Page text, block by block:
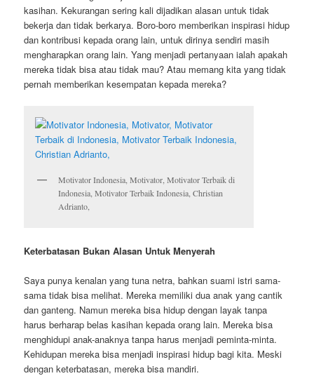
kasihan. Kekurangan sering kali dijadikan alasan untuk tidak
bekerja dan tidak berkarya. Boro-boro memberikan inspirasi hidup
dan kontribusi kepada orang lain, untuk dirinya sendiri masih
mengharapkan orang lain. Yang menjadi pertanyaan ialah apakah
mereka tidak bisa atau tidak mau? Atau memang kita yang tidak
pernah memberikan kesempatan kepada mereka?
Motivator Indonesia, Motivator, Motivator Terbaik di
Indonesia, Motivator Terbaik Indonesia, Christian
Adrianto,
Keterbatasan Bukan Alasan Untuk Menyerah
Saya punya kenalan yang tuna netra, bahkan suami istri sama-
sama tidak bisa melihat. Mereka memiliki dua anak yang cantik
dan ganteng. Namun mereka bisa hidup dengan layak tanpa
harus berharap belas kasihan kepada orang lain. Mereka bisa
menghidupi anak-anaknya tanpa harus menjadi peminta-minta.
Kehidupan mereka bisa menjadi inspirasi hidup bagi kita. Meski
dengan keterbatasan, mereka bisa mandiri.